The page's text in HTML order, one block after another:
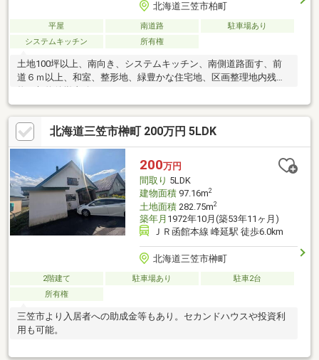
北海道三笠市柏町
平屋 南道路
駐車場あり
システムキッチン
所有権
土地100坪以上、南向き、システムキッチン、南側道路面す、前
道６ｍ以上、和室、整形地、緑豊かな住宅地、区画整理地内残置
北海道三笠市榊町 200万円 5LDK
200万円
間取り 5LDK
建物面積97.16m2
土地面積282.75m2
築年月 1972年10月(築53年11ヶ月)
ＪＲ函館本線 峰延駅 徒歩6.0km
北海道三笠市榊町
2階建て 駐車場あり
駐車2台
所有権
三笠市より入居者への助成金等もあり。セカンドハウスや投資利
用も可能。